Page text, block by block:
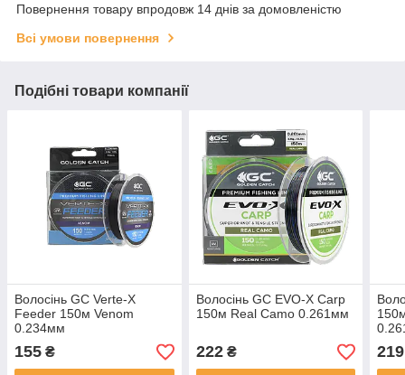
Повернення товару впродовж 14 днів за домовленістю
Всі умови повернення
Подібні товари компанії
Волосінь GC Verte-X
Feeder 150м Venom
0.234мм
155 ₴
Волосінь GC EVO-X Carp
150м Real Camo 0.261мм
222₴ 219